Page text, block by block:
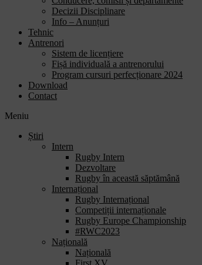
Decizii Disciplinare
Info – Anunțuri
Tehnic
Antrenori
Sistem de licențiere
Fișă individuală a antrenorului
Program cursuri perfecționare 2024
Download
Contact
Meniu
Știri
Intern
Rugby Intern
Dezvoltare
Rugby în această săptămână
Internațional
Rugby Internațional
Competiții internaționale
Rugby Europe Championship
#RWC2023
Națională
Națională
First XV